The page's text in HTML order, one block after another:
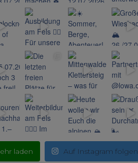
laden Auf Instagram folgen